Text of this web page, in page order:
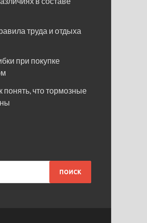
труда и отдыха
при покупке
понять, что тормозные